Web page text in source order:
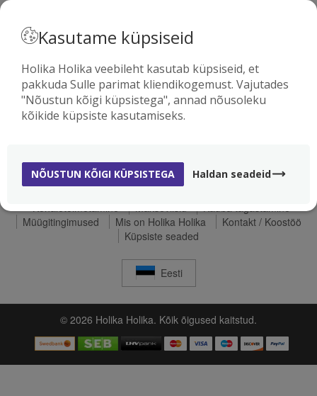
Kohaletoimetamine Makseviisid
Kauba tagastamine
Müügitingimused
Mis on Holika Holika
Kontakt / Koostöö
Küpsiste seaded
Eesti
© 2026 Holika Holika. Kõik õigused kaitstud.
Kasutame küpsiseid
Holika Holika veebileht kasutab küpsiseid, et
pakkuda Sulle parimat kliendikogemust. Vajutades
"Nõustun kõigi küpsistega", annad nõusoleku
kõikide küpsiste kasutamiseks.
NÕUSTUN KÕIGI KÜPSISTEGA Haldan seadeid